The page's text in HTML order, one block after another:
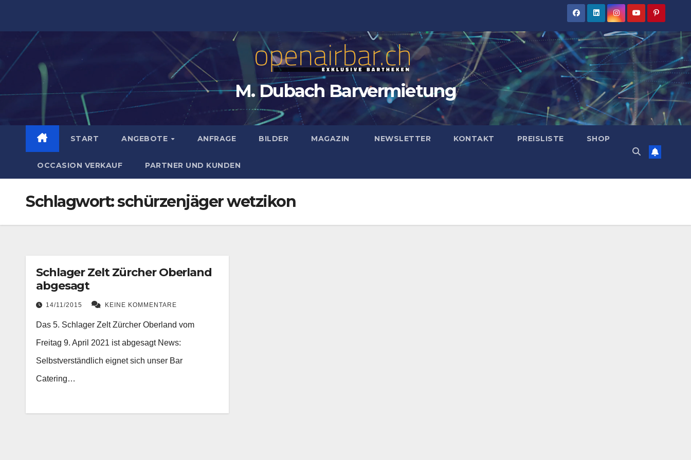
M. Dubach Barvermietung
START ANGEBOTE ANFRAGE BILDER MAGAZIN NEWSLETTER KONTAKT PREISLISTE SHOP
OCCASION VERKAUF PARTNER UND KUNDEN
Schlagwort:schürzenjäger wetzikon
Schlager Zelt Zürcher Oberland
abgesagt
14/11/2015 KEINE KOMMENTARE
Das 5. Schlager Zelt Zürcher Oberland vom
Freitag 9. April 2021 ist abgesagt News:
Selbstverständlich eignet sich unser Bar
Catering…